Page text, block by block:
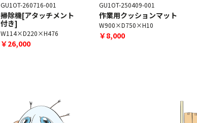
GU1OT-260716-001
掃除機[アタッチメント
付き]
W114×D220×H476
￥26,000
GU1OT-250409-001
作業用クッションマット
W900×D750×H10
￥8,000